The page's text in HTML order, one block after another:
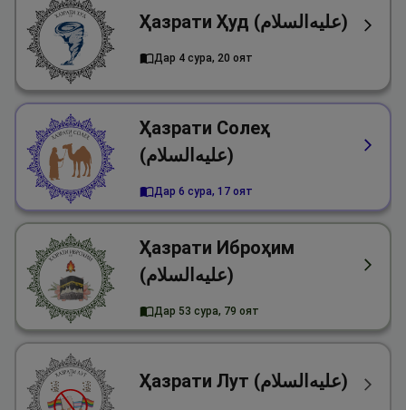
Ҳазрати Ҳуд (علیه‌السلام)
Дар 4 сура, 20 оят
Ҳазрати Солеҳ
(علیه‌السلام)
Дар 6 сура, 17 оят
Ҳазрати Иброҳим
(علیه‌السلام)
Дар 53 сура, 79 оят
Ҳазрати Лут (علیه‌السلام)